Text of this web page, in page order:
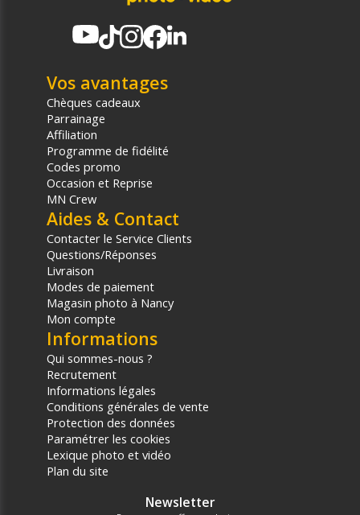
Vos avantages
Chèques cadeaux
Parrainage
Affiliation
Programme de fidélité
Codes promo
Occasion et Reprise
MN Crew
Aides & Contact
Contacter le Service Clients
Questions/Réponses
Livraison
Modes de paiement
Magasin photo à Nancy
Mon compte
Informations
Qui sommes-nous ?
Recrutement
Informations légales
Conditions générales de vente
Protection des données
Paramétrer les cookies
Lexique photo et vidéo
Plan du site
Newsletter